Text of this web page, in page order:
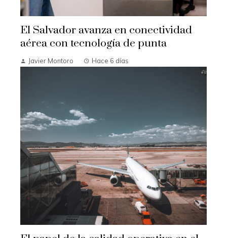
El Salvador avanza en conectividad
aérea con tecnología de punta
Javier Montoro Hace 6 días